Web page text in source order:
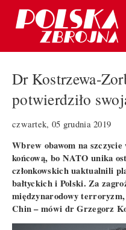
Dr Kostrzewa-
potwierdziło
czwartek, 05 grudnia 2019
Wbrew obawom na
końcową, bo NATO unika
członkowskich uaktualnili
bałtyckich i Polski. Za
międzynarodowy
Chin – mówi dr Grzegorz